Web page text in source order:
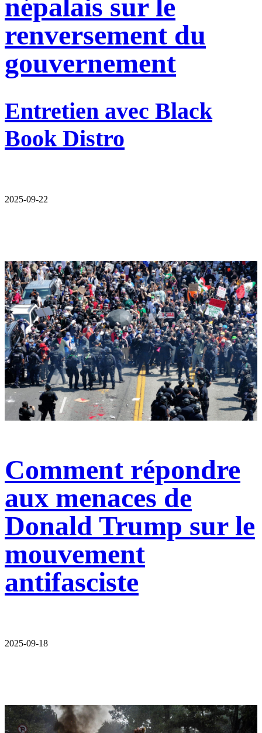
népalais sur le
renversement du
gouvernement
Entretien avec Black
Book Distro
2025-09-22
Comment répondre
aux menaces de
Donald Trump sur le
mouvement
antifasciste
2025-09-18